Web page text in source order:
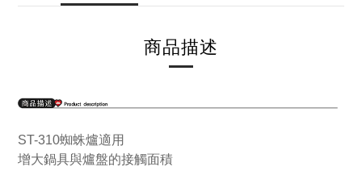
商品描述
ST-310蜘蛛爐適用
增大鍋具與爐盤的接觸面積